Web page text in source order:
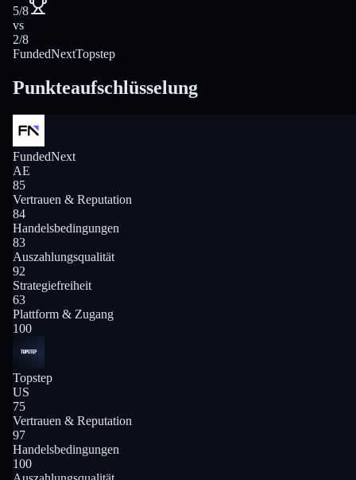
5/8
vs
2/8
FundedNextTopstep
Punkteaufschlüsselung
FundedNext
AE
85
Vertrauen & Reputation
84
Handelsbedingungen
83
Auszahlungsqualität
92
Strategiefreiheit
63
Plattform & Zugang
100
Topstep
US
75
Vertrauen & Reputation
97
Handelsbedingungen
100